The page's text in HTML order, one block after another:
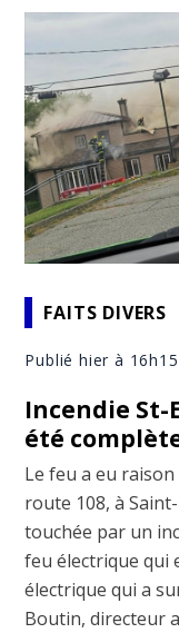
FAITS DIVERS
Publié hier à 16h15
Incendie St-
été
Le feu a eu
route 108, à
touchée par un
feu électrique qui
électrique qui a
Boutin, directeur